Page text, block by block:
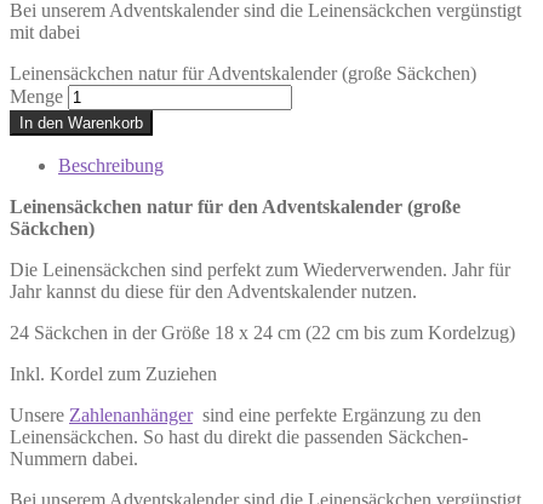
Bei unserem Adventskalender sind die Leinensäckchen vergünstigt
mit dabei
Leinensäckchen natur für Adventskalender (große Säckchen)
Menge
In den Warenkorb
Beschreibung
Leinensäckchen natur für den Adventskalender (große
Säckchen)
Die Leinensäckchen sind perfekt zum Wiederverwenden. Jahr für
Jahr kannst du diese für den Adventskalender nutzen.
24 Säckchen in der Größe 18 x 24 cm (22 cm bis zum Kordelzug)
Inkl. Kordel zum Zuziehen
Unsere Zahlenanhängersind eine perfekte Ergänzung zu den
Leinensäckchen. So hast du direkt die passenden Säckchen-
Nummern dabei.
Bei unserem Adventskalender sind die Leinensäckchen vergünstigt